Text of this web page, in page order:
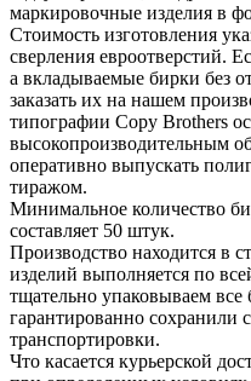
маркировочные изделия в
Стоимость изготовления
сверления евроотверстий.
а вкладываемые бирки без
заказать их на нашем
типографии Copy Brothers
высокопроизводительным
оперативно выпускать
тиражом.
Минимальное количество
составляет 50 штук.
Производство находится в
изделий выполняется по
тщательно упаковываем
гарантированно сохранили
транспортировки.
Что касается курьерской